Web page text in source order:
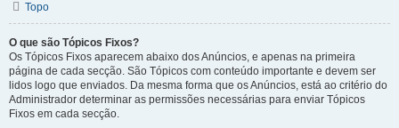
Topo
O que são Tópicos Fixos?
Os Tópicos Fixos aparecem abaixo dos Anúncios, e apenas na primeira
página de cada secção. São Tópicos com conteúdo importante e devem ser
lidos logo que enviados. Da mesma forma que os Anúncios, está ao critério do
Administrador determinar as permissões necessárias para enviar Tópicos
Fixos em cada secção.